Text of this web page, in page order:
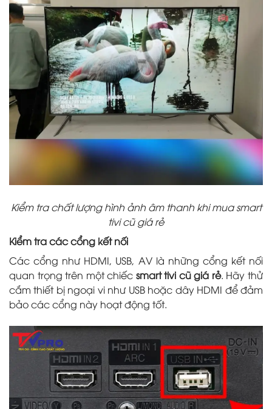
Kiểm tra chất lượng hình ảnh âm thanh khi mua smart
tivi cũ giá rẻ
Kiểm tra các cổng kết nối
Các cổng như HDMI, USB, AV là những cổng kết nối
quan trọng trên một chiếc smart tivi cũ giá rẻ. Hãy thử
cắm thiết bị ngoại vi như USB hoặc dây HDMI để đảm
bảo các cổng này hoạt động tốt.